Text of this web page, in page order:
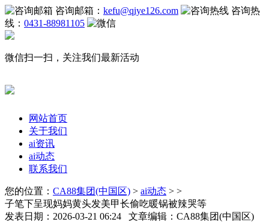
咨询邮箱： kefu@qiye126.com
咨询热
线： 0431-88981105
微信扫一扫，关注我们最新活动
网站首页
关于我们
ai资讯
ai动态
联系我们
您的位置： CA88集团(中国区) > ai动态 > >
子笔下呈现妈妈黄头发美甲长偷吃暖锅被辣哭等
发表日期：2026-03-21 06:24 文章编辑：CA88集团(中国区)